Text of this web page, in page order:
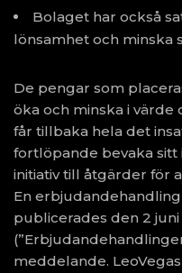
Bolaget har också
lönsamhet och minska
De pengar som
öka och minska i
får tillbaka hela det
fortlöpande bevaka sitt
initiativ till åtgärder för
En
publicerades den 2 juni
meddelande.